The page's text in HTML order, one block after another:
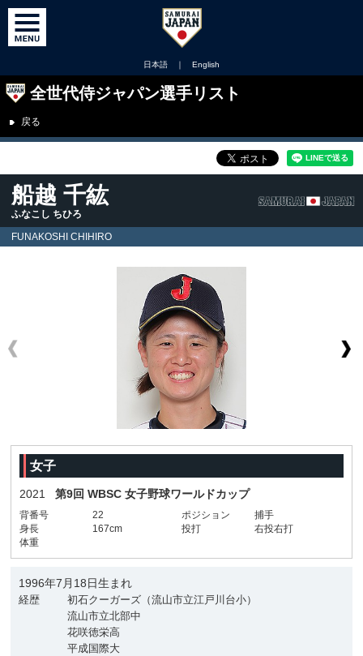
日本語 ｜ English
全世代侍ジャパン選手リスト
戻る
船越 千紘
ふなこし ちひろ
FUNAKOSHI CHIHIRO
女子
2021 第9回 WBSC 女子野球ワールドカップ
背番号 22 ポジション
捕手
身長
167cm 投打
右投右打
体重
1996年7月18日生まれ
経歴
初石クーガーズ（流山市立江戸川台小）
流山市立北部中
花咲徳栄高
平成国際大